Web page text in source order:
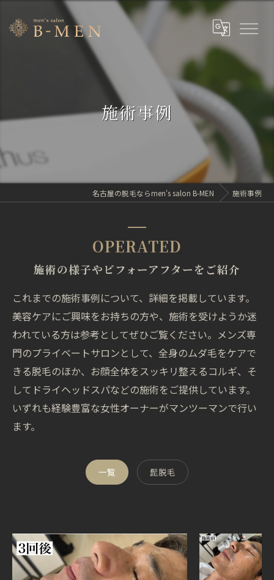
施術事例
名古屋の脱毛ならmen's salon B-MEN 施術事例
OPERATED
施術の様子やビフォーアフターをご紹介
これまでの施術事例について、詳細を掲載しています。
美容ケアにご興味をお持ちの方や、施術を受けようか迷
われている方は参考としてぜひご覧ください。メンズ専
門のプライベートサロンとして、全身のムダ毛をケアで
きる脱毛のほか、お顔全体をスッキリ整えるコルギ、そ
してドライヘッドスパなどの施術をご提供しています。
いずれも経験豊富な女性オーナーがマンツーマンで行い
ます。
一覧 髭脱毛